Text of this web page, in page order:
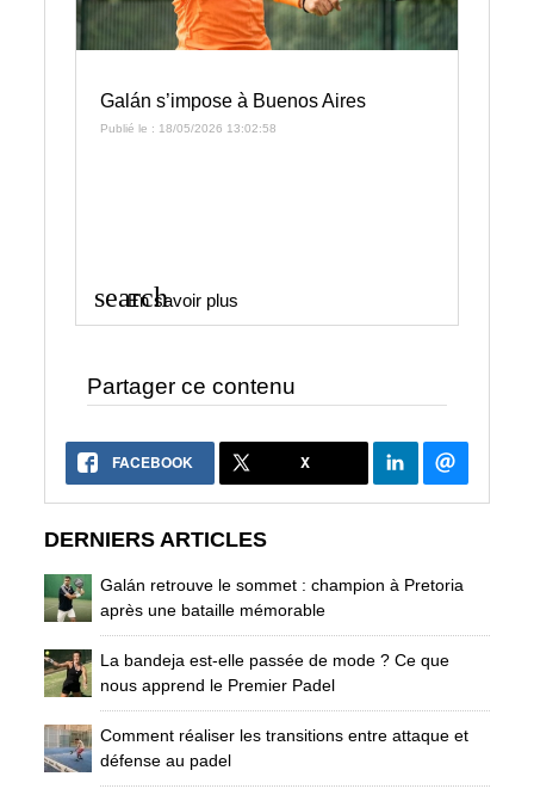
Galán s’impose à Buenos Aires
Publié le : 18/05/2026 13:02:58
search
En savoir plus
Partager ce contenu
FACEBOOK X
DERNIERS ARTICLES
Galán retrouve le sommet : champion à Pretoria
après une bataille mémorable
La bandeja est-elle passée de mode ? Ce que
nous apprend le Premier Padel
Comment réaliser les transitions entre attaque et
défense au padel